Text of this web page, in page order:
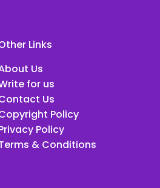
Links
Us
for us
Us
Policy
Policy
& Conditions